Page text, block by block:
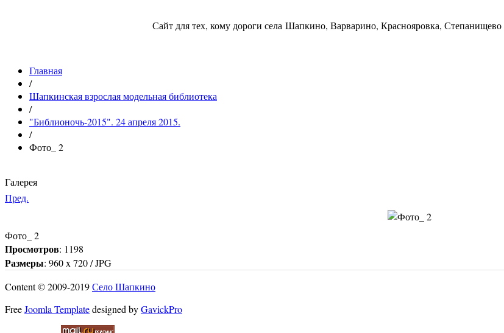
Сайт для тех, кому дороги села Шапкино, Варварино, Краснояровка,
Главная
/
Шапкинская взрослая модельная библиотека
/
"Библионочь-2015". 24 апреля 2015.
/
Фото_ 2
Галерея
Пред.
Фото_ 2
Просмотров: 1198
Размеры: 960 x 720 / JPG
Content © 2009-2019Село Шапкино
FreeJoomla Templatedesigned byGavickPro